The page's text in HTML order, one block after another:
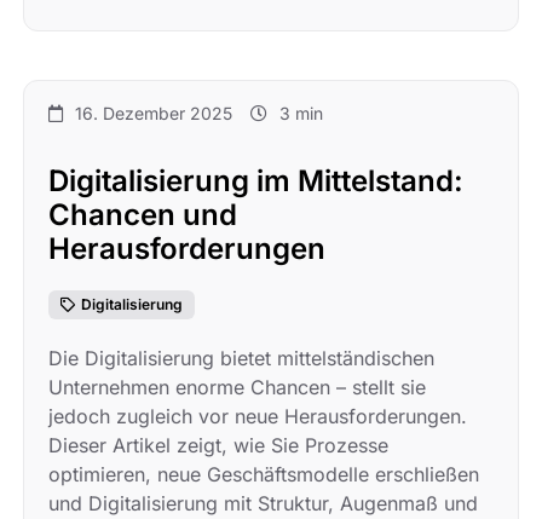
16. Dezember 2025 3 min
Digitalisierung im Mittelstand:
Chancen und
Herausforderungen
Digitalisierung
Die Digitalisierung bietet mittelständischen
Unternehmen enorme Chancen – stellt sie
jedoch zugleich vor neue Herausforderungen.
Dieser Artikel zeigt, wie Sie Prozesse
optimieren, neue Geschäftsmodelle erschließen
und Digitalisierung mit Struktur, Augenmaß und